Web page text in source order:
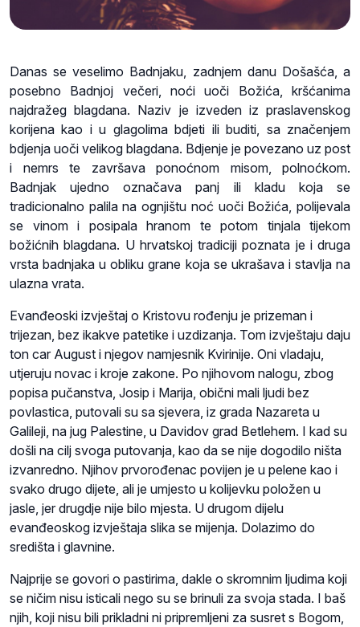
Danas se veselimo Badnjaku, zadnjem danu Došašća, a
posebno Badnjoj večeri, noći uoči Božića, kršćanima
najdražeg blagdana. Naziv je izveden iz praslavenskog
korijena kao i u glagolima bdjeti ili buditi, sa značenjem
bdjenja uoči velikog blagdana. Bdjenje je povezano uz post
i nemrs te završava ponoćnom misom, polnoćkom.
Badnjak ujedno označava panj ili kladu koja se
tradicionalno palila na ognjištu noć uoči Božića, polijevala
se vinom i posipala hranom te potom tinjala tijekom
božićnih blagdana. U hrvatskoj tradiciji poznata je i druga
vrsta badnjaka u obliku grane koja se ukrašava i stavlja na
ulazna vrata.
Evanđeoski izvještaj o Kristovu rođenju je prizeman i
trijezan, bez ikakve patetike i uzdizanja. Tom izvještaju daju
ton car August i njegov namjesnik Kvirinije. Oni vladaju,
utjeruju novac i kroje zakone. Po njihovom nalogu, zbog
popisa pučanstva, Josip i Marija, obični mali ljudi bez
povlastica, putovali su sa sjevera, iz grada Nazareta u
Galileji, na jug Palestine, u Davidov grad Betlehem. I kad su
došli na cilj svoga putovanja, kao da se nije dogodilo ništa
izvanredno. Njihov prvorođenac povijen je u pelene kao i
svako drugo dijete, ali je umjesto u kolijevku položen u
jasle, jer drugdje nije bilo mjesta. U drugom dijelu
evanđeoskog izvještaja slika se mijenja. Dolazimo do
središta i glavnine.
Najprije se govori o pastirima, dakle o skromnim ljudima koji
se ničim nisu isticali nego su se brinuli za svoja stada. I baš
njih, koji nisu bili prikladni ni pripremljeni za susret s Bogom,